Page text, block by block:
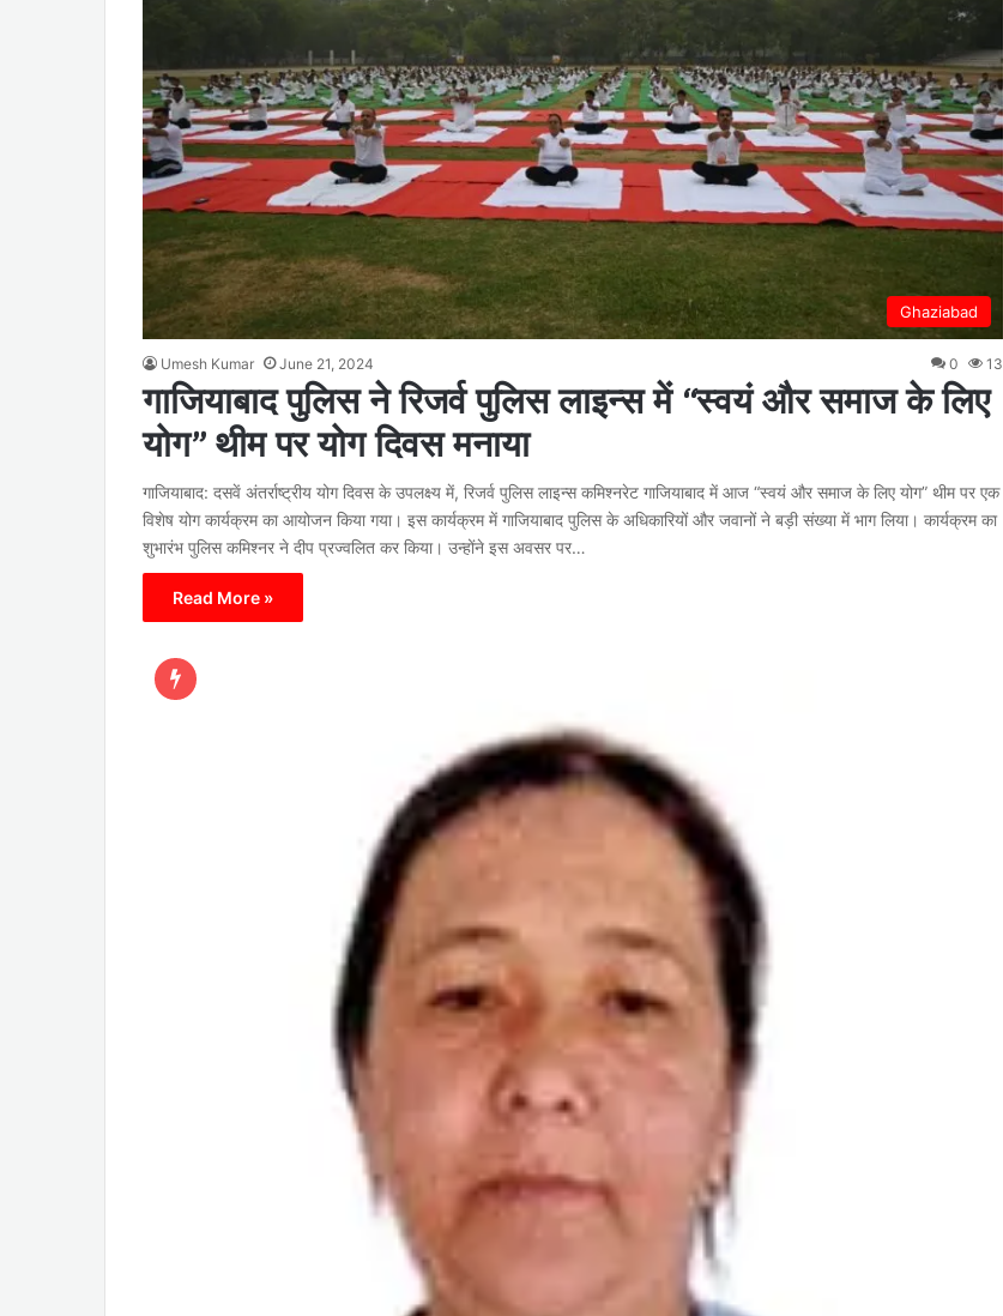
Ghaziabad
Umesh Kumar June 21, 2024 0 13
गाजियाबाद पुलिस ने रिजर्व पुलिस लाइन्स में “स्वयं और समाज के लिए
योग” थीम पर योग दिवस मनाया
गाजियाबाद: दसवें अंतर्राष्ट्रीय योग दिवस के उपलक्ष्य में, रिजर्व पुलिस लाइन्स कमिश्नरेट गाजियाबाद में आज “स्वयं और समाज के लिए योग” थीम पर एक
विशेष योग कार्यक्रम का आयोजन किया गया। इस कार्यक्रम में गाजियाबाद पुलिस के अधिकारियों और जवानों ने बड़ी संख्या में भाग लिया। कार्यक्रम का
शुभारंभ पुलिस कमिश्नर ने दीप प्रज्वलित कर किया। उन्होंने इस अवसर पर…
Read More »